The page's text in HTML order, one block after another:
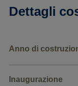
Dettagli
Anno di
Inaugurazione